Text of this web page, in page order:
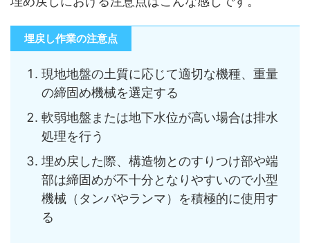
埋戻し作業の注意点
現地地盤の土質に応じて適切な機種、重量
の締固め機械を選定する
軟弱地盤または地下水位が高い場合は排水
処理を行う
埋め戻した際、構造物とのすりつけ部や端
部は締固めが不十分となりやすいので小型
機械（タンパやランマ）を積極的に使用す
る